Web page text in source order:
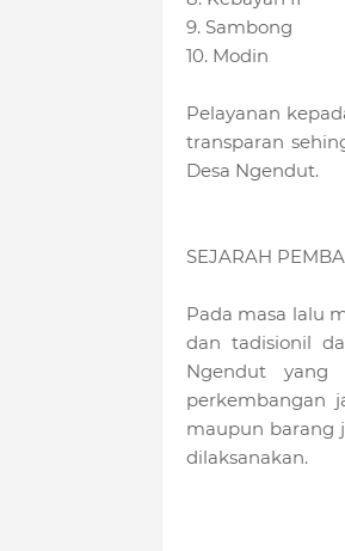
9. Sambong
10. Modin :
Pelayanan
transparan
Desa Ngendut.
SEJARAH
Pada masa lalu
dan tadisionil
Ngendut yang
perkembangan
maupun barang
dilaksanakan.